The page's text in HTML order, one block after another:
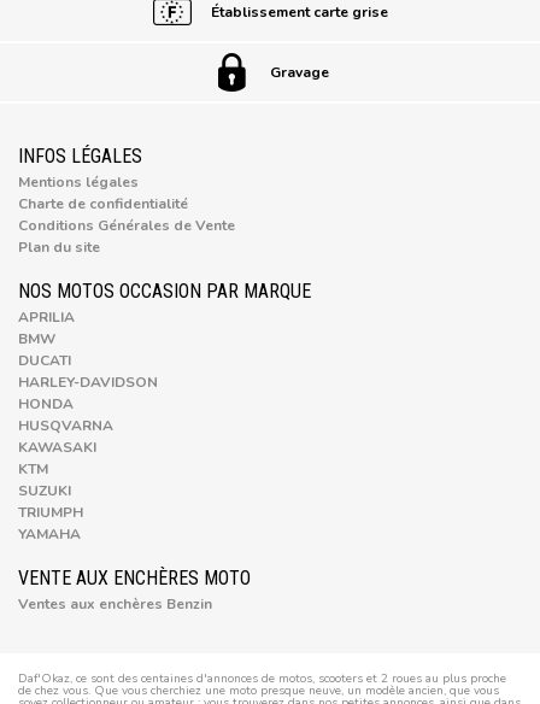
Établissement carte grise
Gravage
INFOS LÉGALES
Mentions légales
Charte de confidentialité
Conditions Générales de Vente
Plan du site
NOS MOTOS OCCASION PAR MARQUE
APRILIA
BMW
DUCATI
HARLEY-DAVIDSON
HONDA
HUSQVARNA
KAWASAKI
KTM
SUZUKI
TRIUMPH
YAMAHA
VENTE AUX ENCHÈRES MOTO
Ventes aux enchères Benzin
Daf'Okaz, ce sont des centaines d'annonces de motos, scooters et 2 roues au plus proche
de chez vous. Que vous cherchiez une moto presque neuve, un modèle ancien, que vous